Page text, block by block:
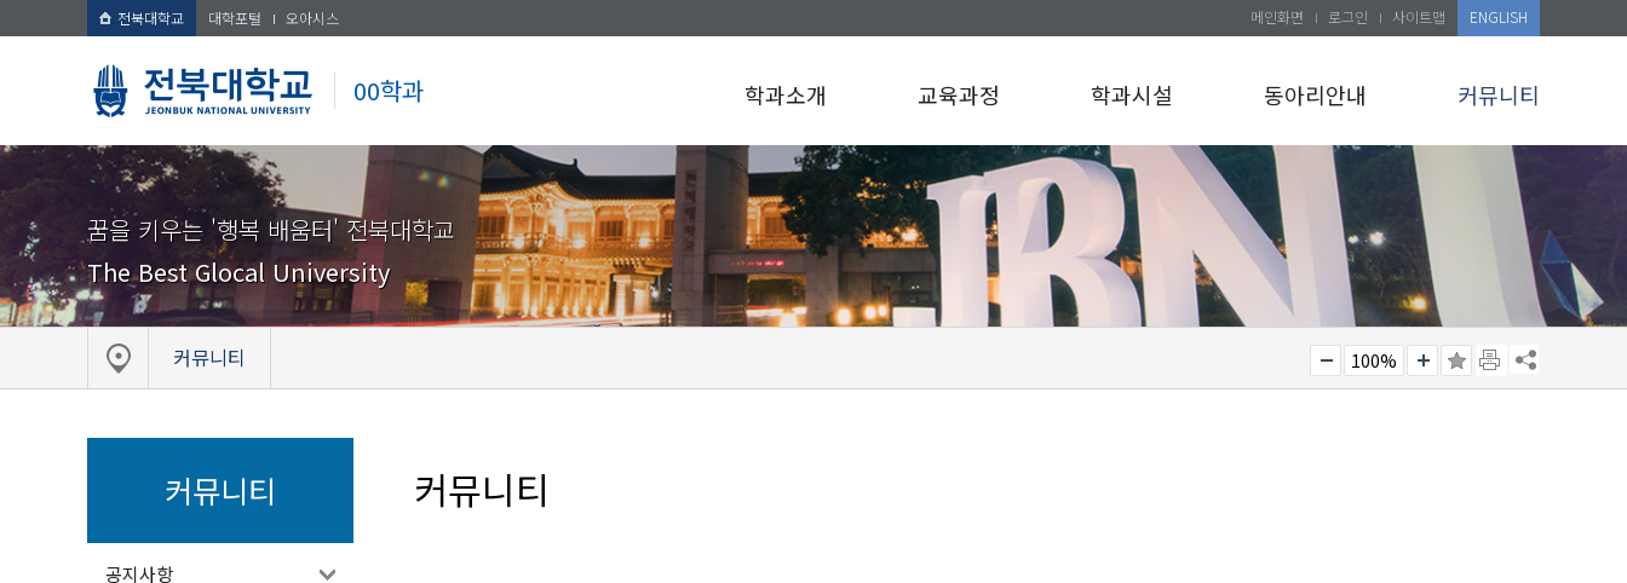
전북대학교 대학포털 오아시스
00학과
메인화면 로그인 사이트맵 ENGLISH
학과소개 교육과정 학과시설 동아리안내 커뮤니티
꿈을 키우는 '행복 배움터' 전북대학교
The Best Glocal University
커뮤니티 100%
커뮤니티
공지사항
커뮤니티